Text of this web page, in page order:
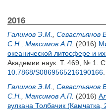
2016
Галимов Э.М. Севастьянов
С.Н.
Максимов А.П. (2016)
океанической литосфере и
Академии наук. Т. 469, № 1.
10.7868/S0869565216190166
Галимов Э.М.
Севастьянов
С.Н.
Максимов А.П. (2016)
вулкана Толбачик